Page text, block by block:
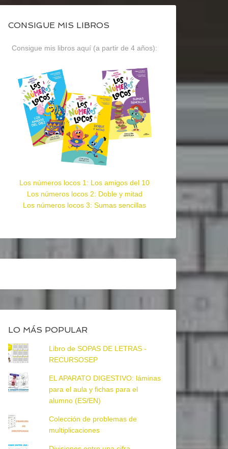
CONSIGUE MIS LIBROS
Consigue mis libros aquí (a partir de 4 años):
Los números locos 1: Los amigos del 10
Los números locos 2: Doble y mitad
Los números locos 3: Sumas sencillas
LO MÁS POPULAR
Libro de SOPAS DE LETRAS -
RECURSOSEP
EL APARATO DIGESTIVO: láminas
para el aula y fichas para el
alumno (ES/EN)
Colección de problemas de
multiplicaciones